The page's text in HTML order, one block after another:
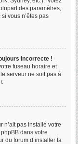
des paramètres,
vous n’êtes pas
incorrecte !
fuseau horaire et
serveur ne soit pas à
n’ait pas installé votre
dans votre
du forum d’installer la